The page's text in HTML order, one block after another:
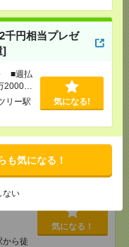
千円相当プレゼ
]
■週払
円
リー駅
気になる!
も気になる！
ない
で＊マスコミ企
能な
徒歩7
気になる！
未経験OK！内定
円
り
から徒
気になる！